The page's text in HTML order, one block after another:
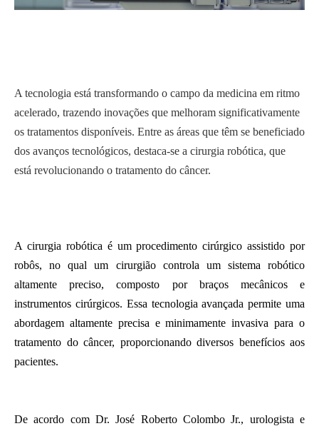
A tecnologia está transformando o campo da medicina em ritmo
acelerado, trazendo inovações que melhoram significativamente
os tratamentos disponíveis. Entre as áreas que têm se beneficiado
dos avanços tecnológicos, destaca-se a cirurgia robótica, que
está revolucionando o tratamento do câncer.
A cirurgia robótica é um procedimento cirúrgico assistido por
robôs, no qual um cirurgião controla um sistema robótico
altamente preciso, composto por braços mecânicos e
instrumentos cirúrgicos. Essa tecnologia avançada permite uma
abordagem altamente precisa e minimamente invasiva para o
tratamento do câncer, proporcionando diversos benefícios aos
pacientes.
De acordo com Dr. José Roberto Colombo Jr., urologista e